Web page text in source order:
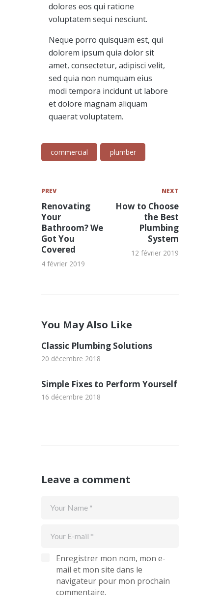
dolores eos qui ratione
voluptatem sequi nesciunt.
Neque porro quisquam est, qui
dolorem ipsum quia dolor sit
amet, consectetur, adipisci velit,
sed quia non numquam eius
modi tempora incidunt ut labore
et dolore magnam aliquam
quaerat voluptatem.
commercial plumber
PREV
Renovating
Your
Bathroom? We
Got You
Covered
4 février 2019
NEXT
How to Choose
the Best
Plumbing
System
12 février 2019
You May Also Like
Classic Plumbing Solutions
20 décembre 2018
Simple Fixes to Perform Yourself
16 décembre 2018
Leave a comment
Enregistrer mon nom, mon e-
mail et mon site dans le
navigateur pour mon prochain
commentaire.